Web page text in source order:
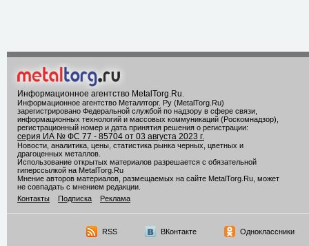
Информационное агентство MetalTorg.Ru
Информационное агентство Металлторг. Ру (MetalTorg.Ru)
зарегистрировано Федеральной службой по надзору в сфере связи,
информационных технологий и массовых коммуникаций (Роскомнадзор),
регистрационный номер и дата принятия решения о регистрации:
серия ИА № ФС 77 - 85704 от 03 августа 2023 г.
Новости, аналитика, цены, статистика рынка черных, цветных и
драгоценных металлов.
Использование открытых материалов разрешается с обязательной
гиперссылкой на MetalTorg.Ru
Мнение авторов материалов, размещаемых на сайте MetalTorg.Ru, может
не совпадать с мнением редакции.
Контакты
Подписка Реклама
RSS ВКонтакте Одноклассники